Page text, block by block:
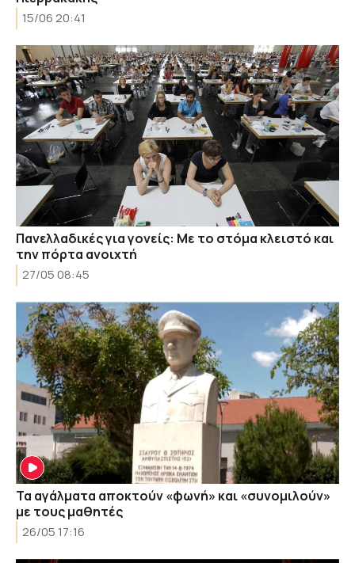
15/06 20:41
Πανελλαδικές για γονείς: Με το στόμα κλειστό και
την πόρτα ανοιχτή
27/05 08:45
Τα αγάλματα αποκτούν «φωνή» και «συνομιλούν»
με τους μαθητές
26/05 17:16